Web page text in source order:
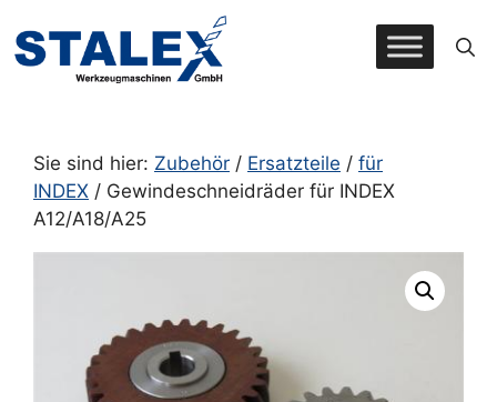
Inhalt
springen
Sie sind hier: Zubehör / Ersatzteile / für
INDEX / Gewindeschneidräder für INDEX
A12/A18/A25